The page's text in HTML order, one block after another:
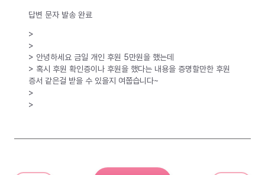
답변 문자 발송 완료
>
>
> 안녕하세요 금일 개인 후원 5만원을 했는데
> 혹시 후원 확인증이나 후원을 했다는 내용을 증명할만한 후원
증서 같은걸 받을 수 있을지 여쭙습니다~
>
>